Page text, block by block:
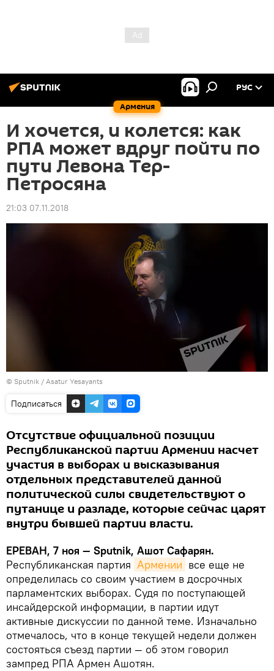
Армения
РУС
И хочется, и колется: как
РПА может вдруг пойти по
пути Левона Тер-
Петросяна
21:03 07.11.2018
© Sputnik / Asatur Yesayants
Подписаться
Отсутствие официальной позиции
Республиканской партии Армении насчет
участия в выборах и высказывания
отдельных представителей данной
политической силы свидетельствуют о
путанице и разладе, которые сейчас царят
внутри бывшей партии власти.
ЕРЕВАН, 7 ноя — Sputnik, Ашот Сафарян.
Республиканская партия Армении все еще не
определилась со своим участием в досрочных
парламентских выборах. Судя по поступающей
инсайдерской информации, в партии идут
активные дискуссии по данной теме. Изначально
отмечалось, что в конце текущей недели должен
состояться съезд партии — об этом говорил
зампред РПА Армен Ашотян.